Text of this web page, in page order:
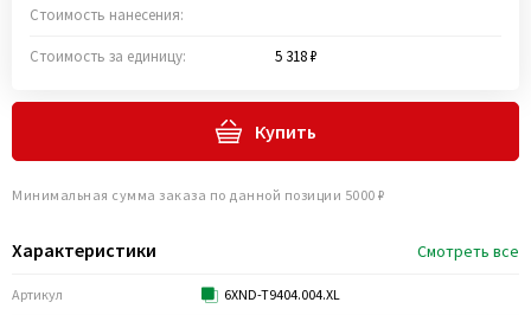
Характеристики Смотреть все
Артикул 6XND-T9404.004.XL
Стоимость нанесения:
Стоимость за единицу: 5 318 ₽
Купить
Минимальная сумма заказа по данной позиции 5000 ₽